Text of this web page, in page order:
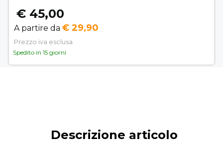
€ 45,00
A partire da € 29,90
Prezzo iva esclusa
Spedito in 15 giorni
Descrizione articolo